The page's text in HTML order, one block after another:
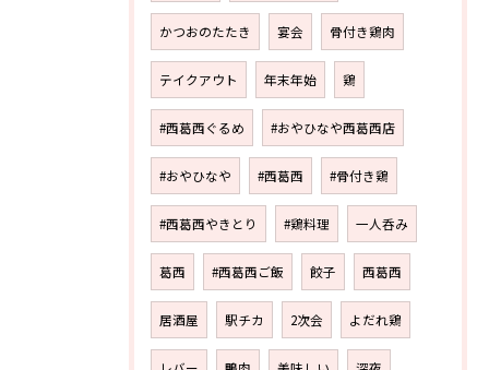
かつおのたたき 宴会 骨付き鶏肉
テイクアウト 年末年始 鶏
#西葛西ぐるめ #おやひなや西葛西店
#おやひなや #西葛西 #骨付き鶏
#西葛西やきとり #鶏料理 一人呑み
葛西 #西葛西ご飯 餃子 西葛西
居酒屋 駅チカ 2次会 よだれ鶏